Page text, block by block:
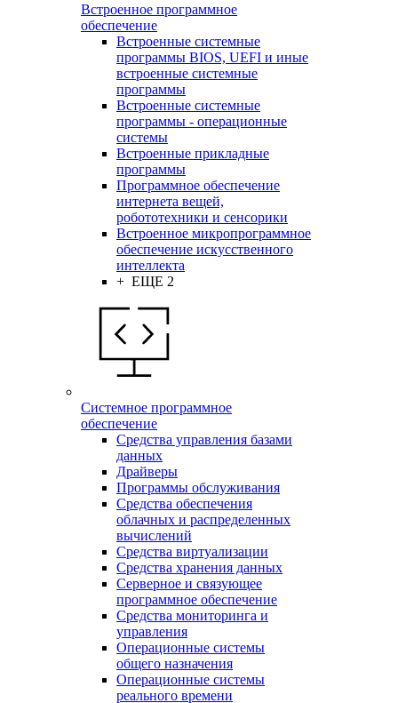
Встроенное программное
обеспечение
Встроенные системные
программы BIOS, UEFI и иные
встроенные системные
программы
Встроенные системные
программы - операционные
системы
Встроенные прикладные
программы
Программное обеспечение
интернета вещей,
робототехники и сенсорики
Встроенное микропрограммное
обеспечение искусственного
интеллекта
+ ЕЩЕ 2
Системное программное
обеспечение
Средства управления базами
данных
Драйверы
Программы обслуживания
Средства обеспечения
облачных и распределенных
вычислений
Средства виртуализации
Средства хранения данных
Серверное и связующее
программное обеспечение
Средства мониторинга и
управления
Операционные системы
общего назначения
Операционные системы
реального времени